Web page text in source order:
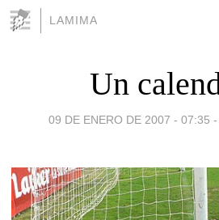
LAMIMA
Un
09 DE ENERO DE 2007 - 07:35 -